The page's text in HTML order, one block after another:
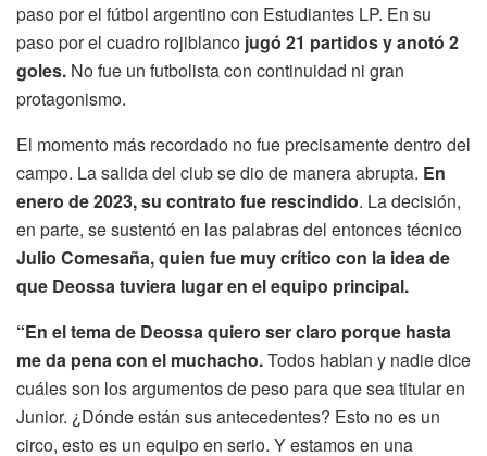
paso por el fútbol argentino con Estudiantes LP. En su
paso por el cuadro rojiblanco jugó 21 partidos y anotó 2
goles. No fue un futbolista con continuidad ni gran
protagonismo.
El momento más recordado no fue precisamente dentro del
campo. La salida del club se dio de manera abrupta. En
enero de 2023, su contrato fue rescindido. La decisión,
en parte, se sustentó en las palabras del entonces técnico
Julio Comesaña, quien fue muy crítico con la idea de
que Deossa tuviera lugar en el equipo principal.
“En el tema de Deossa quiero ser claro porque hasta
me da pena con el muchacho.Todos hablan y nadie dice
cuáles son los argumentos de peso para que sea titular en
Junior. ¿Dónde están sus antecedentes? Esto no es un
circo, esto es un equipo en serio. Y estamos en una